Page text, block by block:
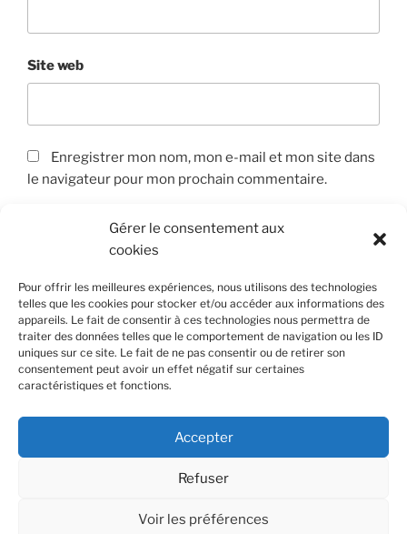
Gérer le consentement aux
cookies
Pour offrir les meilleures expériences, nous utilisons des technologies
telles que les cookies pour stocker et/ou accéder aux informations des
appareils. Le fait de consentir à ces technologies nous permettra de
traiter des données telles que le comportement de navigation ou les ID
uniques sur ce site. Le fait de ne pas consentir ou de retirer son
consentement peut avoir un effet négatif sur certaines
caractéristiques et fonctions.
Accepter
Refuser
Voir les préférences
Site web
Enregistrer mon nom, mon e-mail et mon site dans
le navigateur pour mon prochain commentaire.
Navigation
de
l’article
Article
précédent
PRÉCÉDENT
Les charpentiers – The carpenters
L’entrée – The entrance